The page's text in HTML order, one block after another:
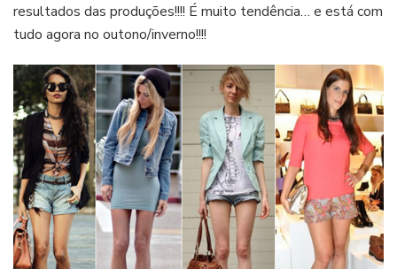
resultados das produções!!!! É muito tendência… e está com
tudo agora no outono/inverno!!!!